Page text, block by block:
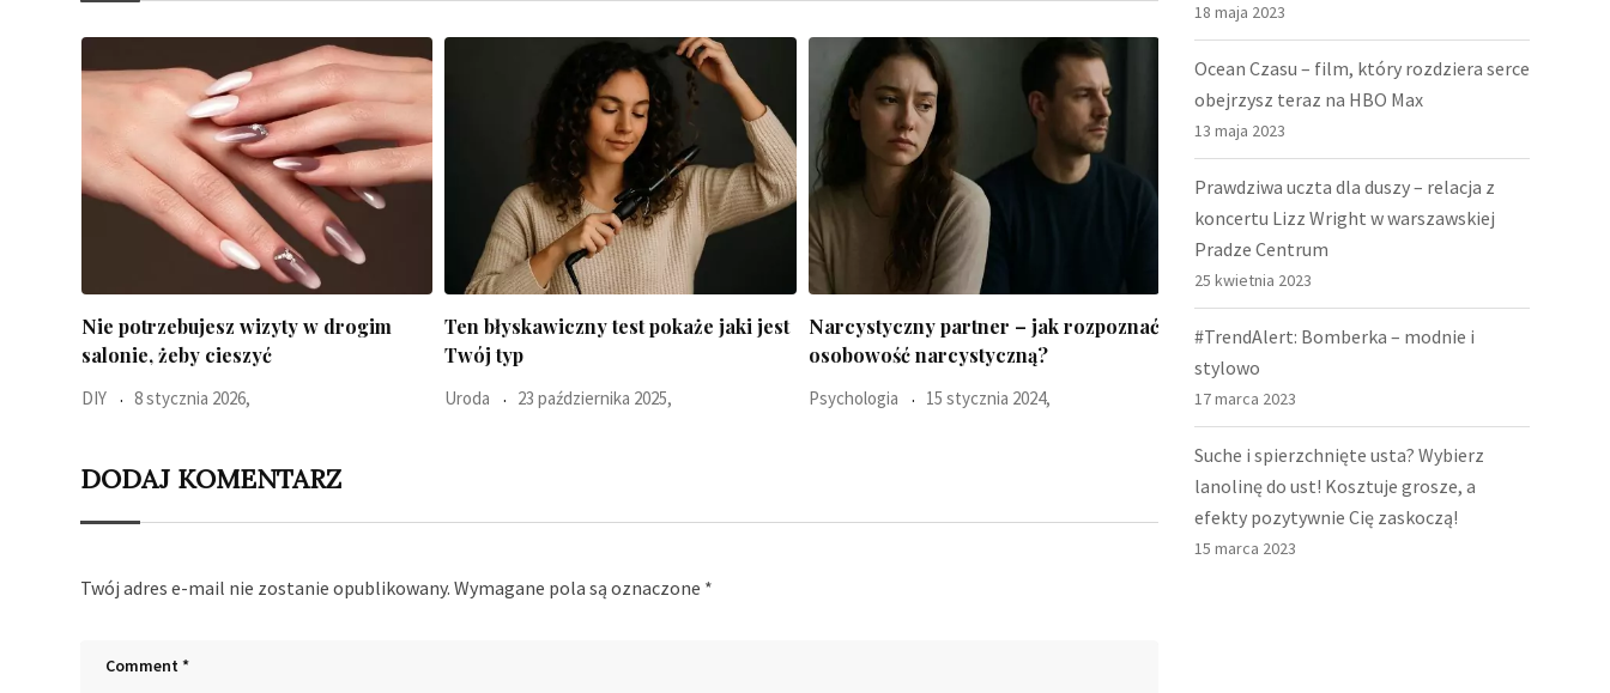
Ten błyskawiczny test pokaże jaki jest
Twój typ
Uroda 23 października 2025,
Narcystyczny partner – jak rozpoznać
osobowość narcystyczną?
Psychologia 15 stycznia 2024,
Ciepłe swetry, sweterki na
paznokciach, pumpkin latte czyli
Moda 3 października 2023,
Kubeczek menstruacyjny – rewolucja
Zdrowie i Diety
DODAJ KOMENTARZ
Twój adres e-mail nie zostanie opublikowany. Wymagane pola są oznaczone *
18 maja 2023
Ocean Czasu – film, który rozdziera serce
obejrzysz teraz na HBO Max
13 maja 2023
Prawdziwa uczta dla duszy – relacja z
koncertu Lizz Wright w warszawskiej
Pradze Centrum
25 kwietnia 2023
#TrendAlert: Bomberka – modnie i
stylowo
17 marca 2023
Suche i spierzchnięte usta? Wybierz
lanolinę do ust! Kosztuje grosze, a
efekty pozytywnie Cię zaskoczą!
15 marca 2023